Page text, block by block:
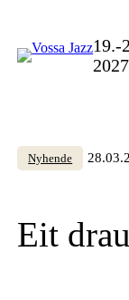
content
19.-
2027
Nyhende
Eit